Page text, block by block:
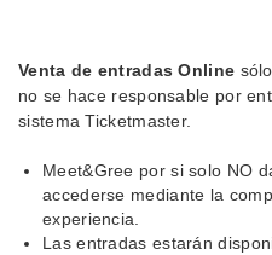
Venta de entradas Online
no se hace responsable por
sistema Ticketmaster.
Meet&Gree por si solo NO
accederse mediante la
experiencia.
Las entradas estarán